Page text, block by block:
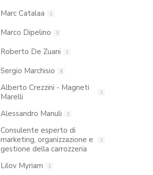
Marc Catalaa 1
Marco Dipelino 3
Roberto De Zuani 1
Sergio Marchisio 6
Alberto Crezzini - Magneti
Marelli
1
Alessandro Manuli 1
Consulente esperto di
marketing, organizzazione e
gestione della carrozzeria
1
Lilov Myriam 1